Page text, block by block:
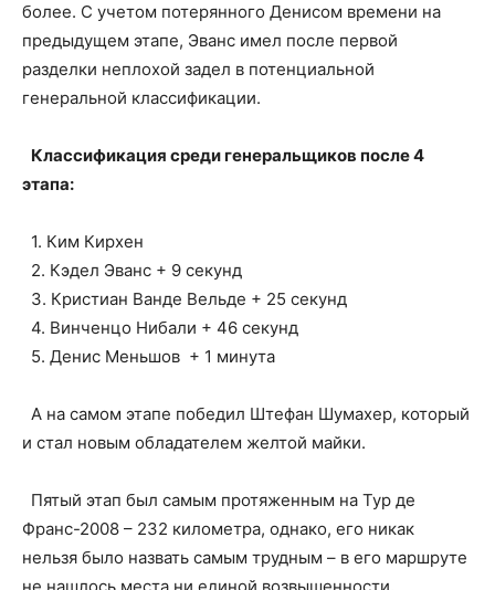
более. С учетом потерянного Денисом времени на
предыдущем этапе, Эванс имел после первой
разделки неплохой задел в потенциальной
генеральной классификации.
Классификация среди генеральщиков после 4
этапа:
1. Ким Кирхен
2. Кэдел Эванс + 9 секунд
3. Кристиан Ванде Вельде + 25 секунд
4. Винченцо Нибали + 46 секунд
5. Денис Меньшов + 1 минута
А на самом этапе победил Штефан Шумахер, который
и стал новым обладателем желтой майки.
Пятый этап был самым протяженным на Тур де
Франс-2008 – 232 километра, однако, его никак
нельзя было назвать самым трудным – в его маршруте